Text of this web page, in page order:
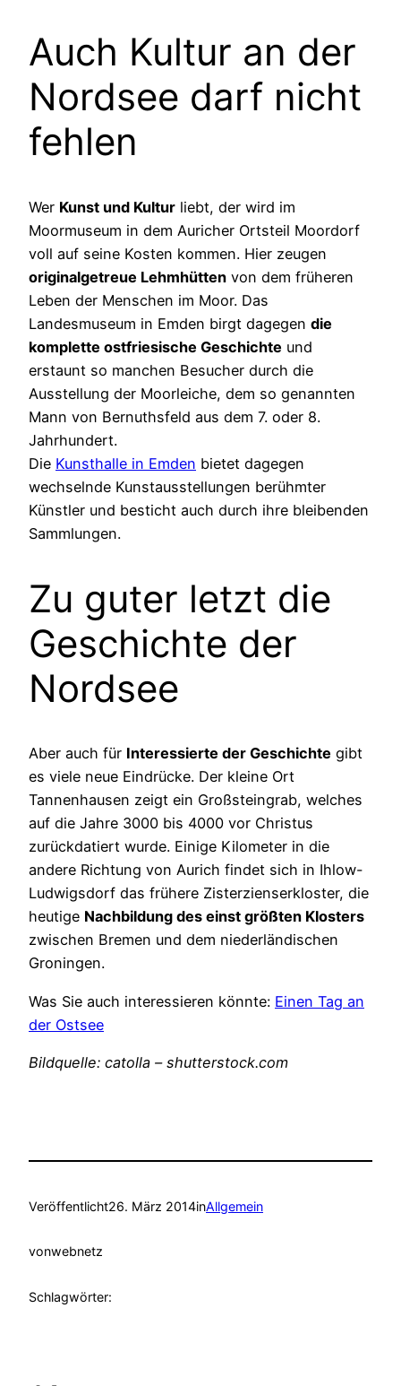
Auch Kultur an der
Nordsee darf nicht
fehlen
Wer Kunst und Kultur liebt, der wird im
Moormuseum in dem Auricher Ortsteil Moordorf
voll auf seine Kosten kommen. Hier zeugen
originalgetreue Lehmhütten von dem früheren
Leben der Menschen im Moor. Das
Landesmuseum in Emden birgt dagegen die
komplette ostfriesische Geschichte und
erstaunt so manchen Besucher durch die
Ausstellung der Moorleiche, dem so genannten
Mann von Bernuthsfeld aus dem 7. oder 8.
Jahrhundert.
Die Kunsthalle in Emden bietet dagegen
wechselnde Kunstausstellungen berühmter
Künstler und besticht auch durch ihre bleibenden
Sammlungen.
Zu guter letzt die
Geschichte der
Nordsee
Aber auch für Interessierte der Geschichte gibt
es viele neue Eindrücke. Der kleine Ort
Tannenhausen zeigt ein Großsteingrab, welches
auf die Jahre 3000 bis 4000 vor Christus
zurückdatiert wurde. Einige Kilometer in die
andere Richtung von Aurich findet sich in Ihlow-
Ludwigsdorf das frühere Zisterzienserkloster, die
heutige Nachbildung des einst größten Klosters
zwischen Bremen und dem niederländischen
Groningen.
Was Sie auch interessieren könnte: Einen Tag an
der Ostsee
Bildquelle: catolla – shutterstock.com
Veröffentlicht26. März 2014inAllgemein
vonwebnetz
Schlagwörter: